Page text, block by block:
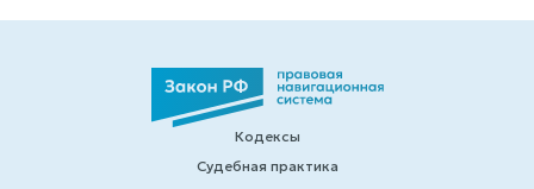
Кодексы
Судебная практика